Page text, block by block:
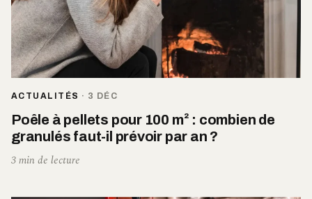
ACTUALITÉS · 3 DÉC
Poêle à pellets pour 100 m² : combien de
granulés faut-il prévoir par an ?
3 min de lecture